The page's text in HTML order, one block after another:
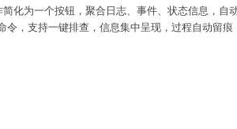
化为一个按钮，聚合日志、事件、状态信息，自
，支持一键排查，信息集中呈现，过程自动留痕